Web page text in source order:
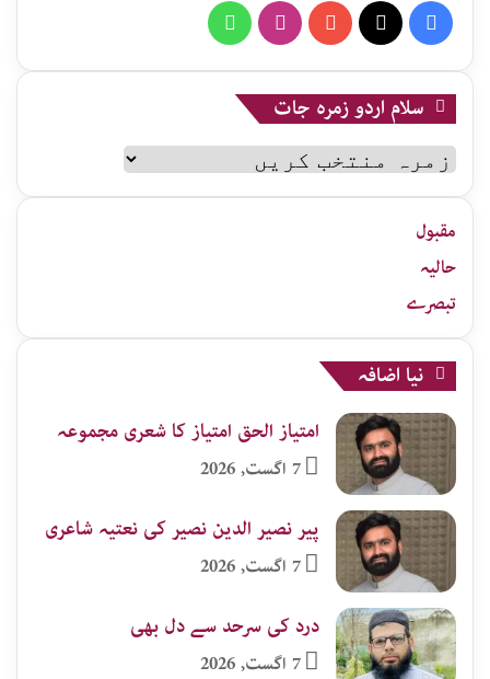
Facebook
YouTube
Instagram
WhatsApp
سلام اردو زمرہ جات
سلام
اردو
زمرہ
جات
مقبول
حالیہ
تبصرے
نیا اضافہ
امتیاز الحق امتیاز کا شعری مجموعہ
7 اگست, 2026
پیر نصیر الدین نصیر کی نعتیہ شاعری
7 اگست, 2026
درد کی سرحد سے دل بھی
7 اگست, 2026